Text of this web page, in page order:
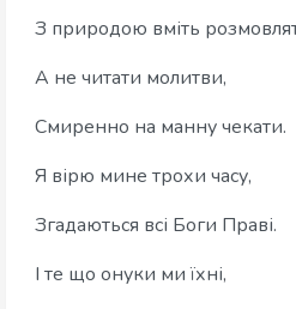
З природою вміть
А не читати молитви,
Смиренно на манну чекати.
Я вірю мине трохи часу,
Згадаються всі Боги Праві.
І те що онуки ми їхні,